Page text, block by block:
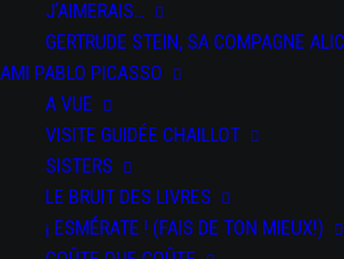
J’AIMERAIS…
GERTRUDE STEIN, SA COMPAGNE
AMI PABLO PICASSO
A VUE
VISITE GUIDÉE CHAILLOT
SISTERS
LE BRUIT DES LIVRES
¡ ESMÉRATE ! (FAIS DE TON MIEUX!)
DU 07 JAN 2026AU 09 FÉV 2026
La Filature, Scène Nationale - Mulhouse
Festival Kidanse - L'Échangeur CDCN de
DU 02 AU 03 AVR 2026
DU 09 AU 11 AVR 2026
Auditorium Jean-Pierre Miquel - Ville de